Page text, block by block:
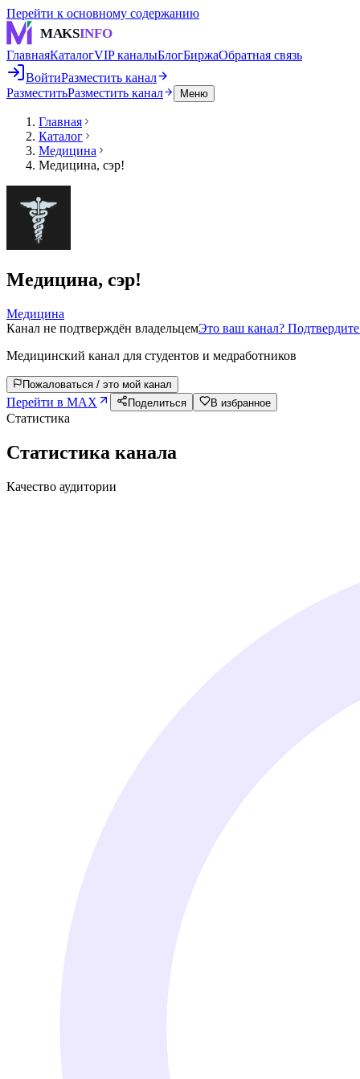
Перейти к основному содержанию
MAKSINFO
ГлавнаяКаталогVIP каналыБлогБиржаОбратная связь
ВойтиРазместить канал
РазместитьРазместить канал Меню
Главная
Каталог
Медицина
Медицина, сэр!
Медицина, сэр!
Медицина
Канал не подтверждён владельцемЭто ваш канал?
Медицинский канал для студентов и медработников
Пожаловаться / это мой канал
Перейти в MAX Поделиться В избранное
Статистика
Статистика канала
Качество аудитории